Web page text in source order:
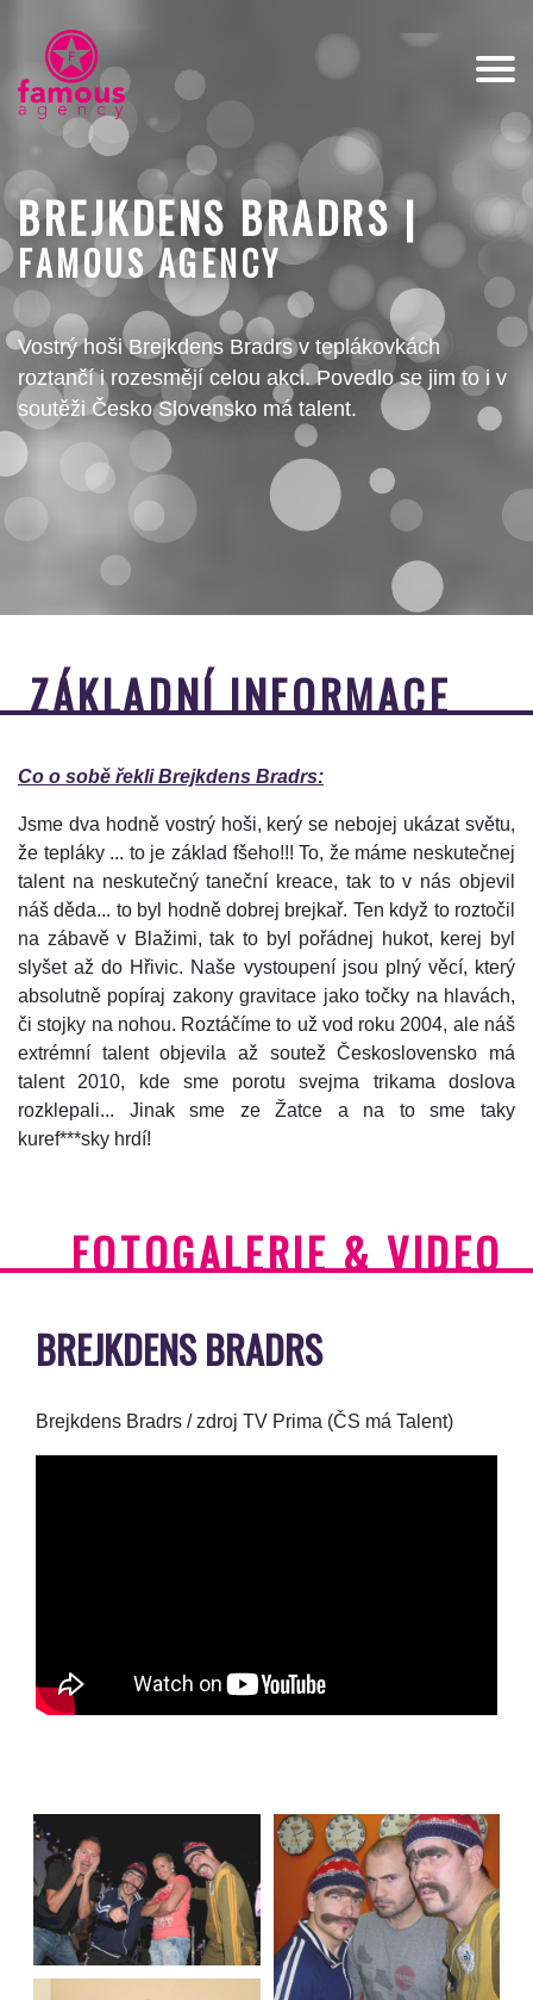
BREJKDENS BRADRS |
FAMOUS AGENCY
Vostrý hoši Brejkdens Bradrs v teplákovkách
roztančí i rozesmějí celou akci. Povedlo se jim to i v
soutěži Česko Slovensko má talent.
ZÁKLADNÍ INFORMACE
Co o sobě řekli Brejkdens Bradrs:
Jsme dva hodně vostrý hoši, kerý se nebojej ukázat světu,
že tepláky ... to je základ fšeho!!! To, že máme neskutečnej
talent na neskutečný taneční kreace, tak to v nás objevil
náš děda... to byl hodně dobrej brejkař. Ten když to roztočil
na zábavě v Blažimi, tak to byl pořádnej hukot, kerej byl
slyšet až do Hřivic. Naše vystoupení jsou plný věcí, který
absolutně popíraj zakony gravitace jako točky na hlavách,
či stojky na nohou. Roztáčíme to už vod roku 2004, ale náš
extrémní talent objevila až soutež Československo má
talent 2010, kde sme porotu svejma trikama doslova
rozklepali... Jinak sme ze Žatce a na to sme taky
kuref***sky hrdí!
FOTOGALERIE & VIDEO
BREJKDENS BRADRS
Brejkdens Bradrs / zdroj TV Prima (ČS má Talent)